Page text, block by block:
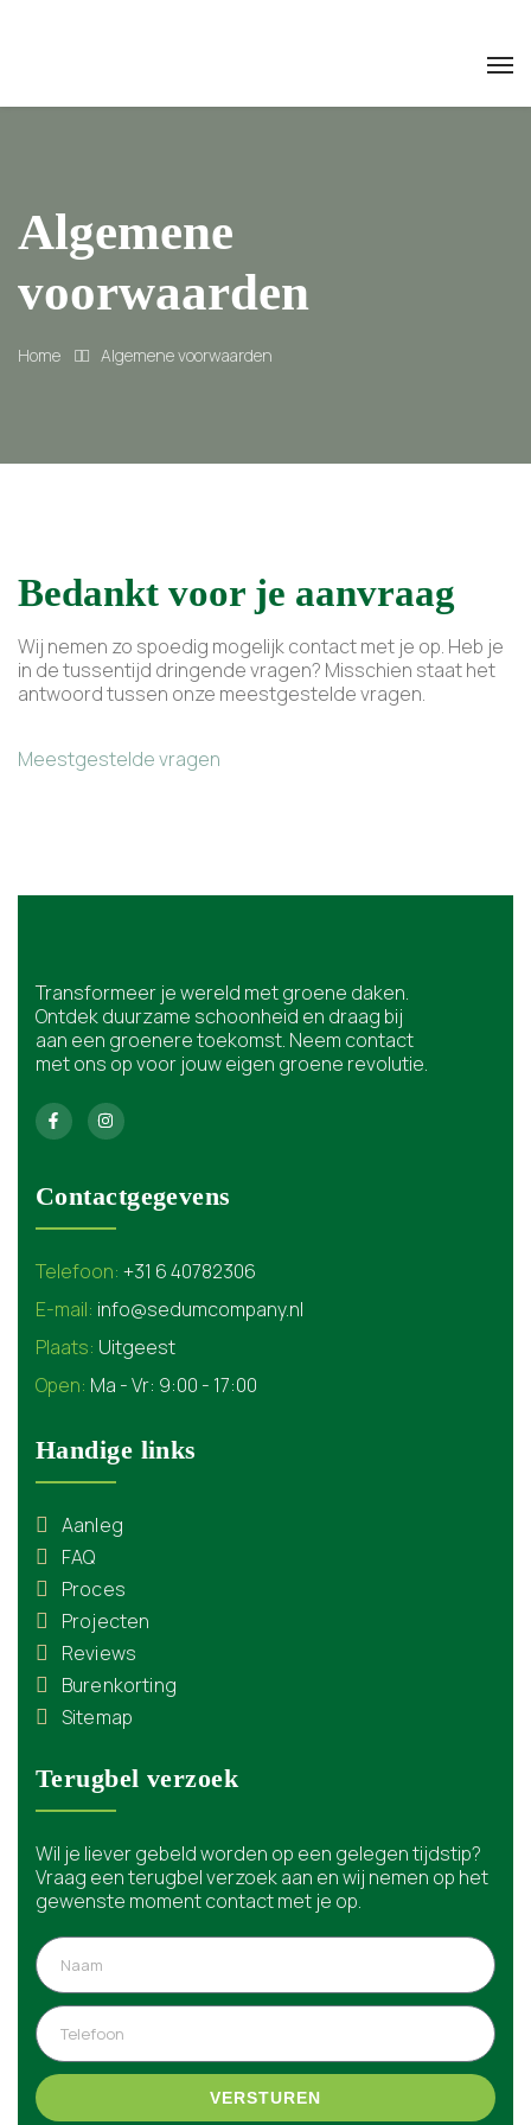
Algemene
voorwaarden
Home Algemene voorwaarden
Bedankt voor je aanvraag
Wij nemen zo spoedig mogelijk contact met je op. Heb je
in de tussentijd dringende vragen? Misschien staat het
antwoord tussen onze meestgestelde vragen.
Meestgestelde vragen
Transformeer je wereld met groene daken.
Ontdek duurzame schoonheid en draag bij
aan een groenere toekomst. Neem contact
met ons op voor jouw eigen groene revolutie.
Contactgegevens
Telefoon: +31 6 40782306
E-mail: info@sedumcompany.nl
Plaats: Uitgeest
Open: Ma - Vr: 9:00 - 17:00
Handige links
Aanleg
FAQ
Proces
Projecten
Reviews
Burenkorting
Sitemap
Terugbel verzoek
Wil je liever gebeld worden op een gelegen tijdstip?
Vraag een terugbel verzoek aan en wij nemen op het
gewenste moment contact met je op.
VERSTUREN